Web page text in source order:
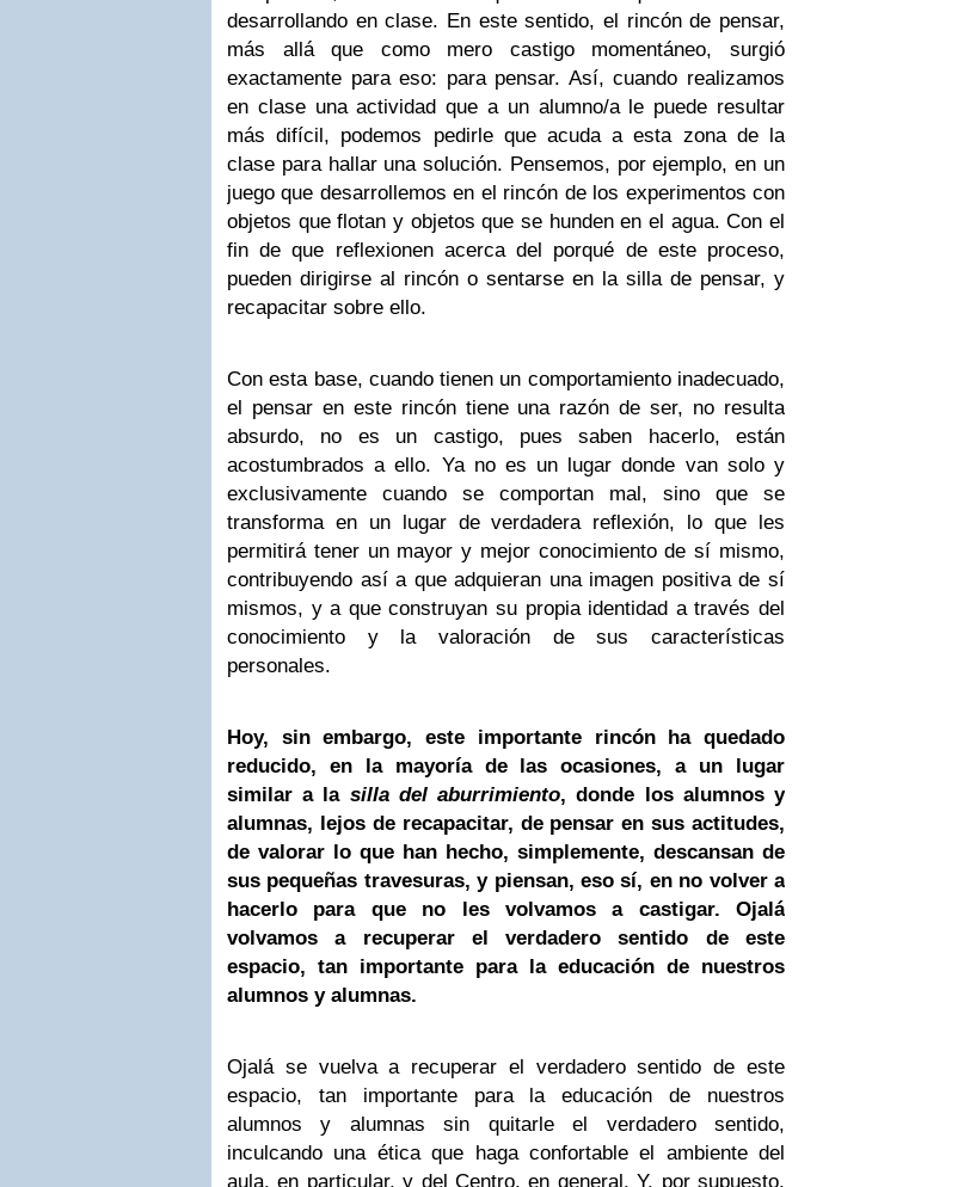
desarrollando en clase. En este sentido, el rincón de pensar,
más allá que como mero castigo momentáneo, surgió
exactamente para eso: para pensar. Así, cuando realizamos
en clase una actividad que a un alumno/a le puede resultar
más difícil, podemos pedirle que acuda a esta zona de la
clase para hallar una solución. Pensemos, por ejemplo, en un
juego que desarrollemos en el rincón de los experimentos con
objetos que flotan y objetos que se hunden en el agua. Con el
fin de que reflexionen acerca del porqué de este proceso,
pueden dirigirse al rincón o sentarse en la silla de pensar, y
recapacitar sobre ello.
Con esta base, cuando tienen un comportamiento inadecuado,
el pensar en este rincón tiene una razón de ser, no resulta
absurdo, no es un castigo, pues saben hacerlo, están
acostumbrados a ello. Ya no es un lugar donde van solo y
exclusivamente cuando se comportan mal, sino que se
transforma en un lugar de verdadera reflexión, lo que les
permitirá tener un mayor y mejor conocimiento de sí mismo,
contribuyendo así a que adquieran una imagen positiva de sí
mismos, y a que construyan su propia identidad a través del
conocimiento y la valoración de sus características
personales.
Hoy, sin embargo, este importante rincón ha quedado
reducido, en la mayoría de las ocasiones, a un lugar
similar a la silla del aburrimiento, donde los alumnos y
alumnas, lejos de recapacitar, de pensar en sus actitudes,
de valorar lo que han hecho, simplemente, descansan de
sus pequeñas travesuras, y piensan, eso sí, en no volver a
hacerlo para que no les volvamos a castigar. Ojalá
volvamos a recuperar el verdadero sentido de este
espacio, tan importante para la educación de nuestros
alumnos y alumnas.
Ojalá se vuelva a recuperar el verdadero sentido de este
espacio, tan importante para la educación de nuestros
alumnos y alumnas sin quitarle el verdadero sentido,
inculcando una ética que haga confortable el ambiente del
aula, en particular, y del Centro, en general. Y, por supuesto,